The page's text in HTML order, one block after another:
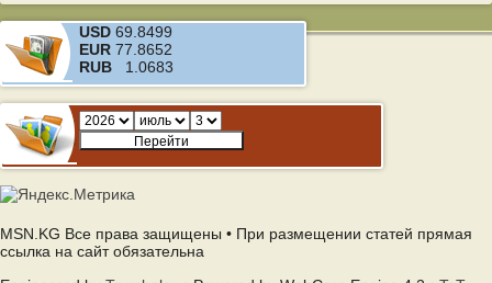
USD 69.8499
EUR 77.8652
RUB 1.0683
MSN.KG Все права защищены • При размещении статей прямая
ссылка на сайт обязательна